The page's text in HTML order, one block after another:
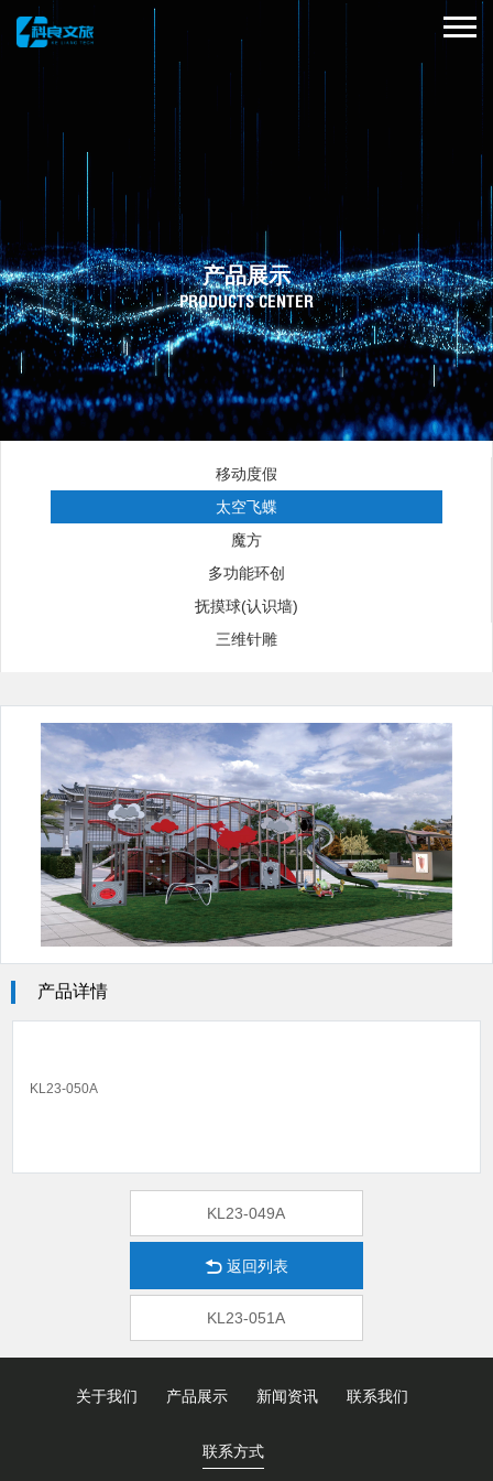
产品展示
PRODUCTS CENTER
移动度假
太空飞蝶
魔方
多功能环创
抚摸球(认识墙)
三维针雕
产品详情
KL23-050A
KL23-049A
返回列表
KL23-051A
关于我们 产品展示 新闻资讯 联系我们
联系方式